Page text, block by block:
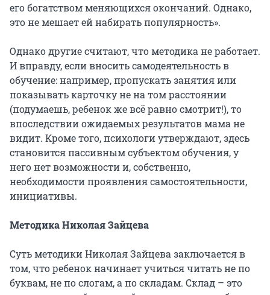
его богатством меняющихся окончаний. Однако,
это не мешает ей набирать популярность».
Однако другие считают, что методика не работает.
И вправду, если вносить самодеятельность в
обучение: например, пропускать занятия или
показывать карточку не на том расстоянии
(подумаешь, ребенок же всё равно смотрит!), то
впоследствии ожидаемых результатов мама не
видит. Кроме того, психологи утверждают, здесь
становится пассивным субъектом обучения, у
него нет возможности и, собственно,
необходимости проявления самостоятельности,
инициативы.
Методика Николая Зайцева
Суть методики Николая Зайцева заключается в
том, что ребенок начинает учиться читать не по
буквам, не по слогам, а по складам. Склад – это